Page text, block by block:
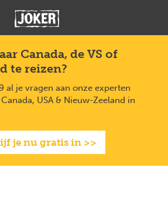
Canada, de VS of
te reizen?
al je vragen aan onze experten
USA & Nieuw-Zeeland in
je nu gratis in >>